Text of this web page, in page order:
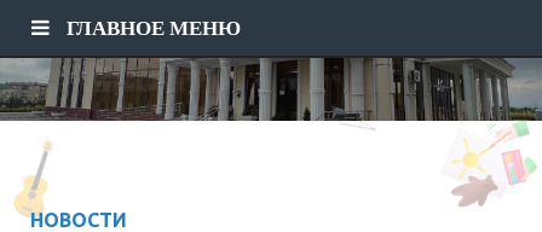
ГЛАВНОЕ МЕНЮ
НОВОСТИ